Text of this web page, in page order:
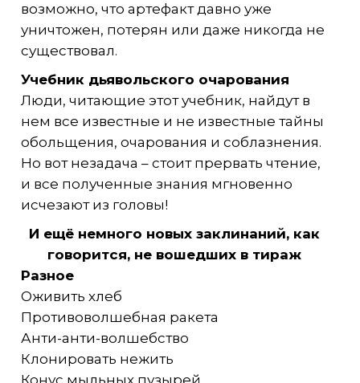
возможно, что артефакт давно уже
уничтожен, потерян или даже никогда не
существовал.
Учебник дьявольского очарования
Люди, читающие этот учебник, найдут в
нем все известные и не известные тайны
обольщения, очарования и соблазнения.
Но вот незадача – стоит прервать чтение,
и все полученные знания мгновенно
исчезают из головы!
И ещё немного новых заклинаний, как
говорится, не вошедших в тираж
Разное
Оживить хлеб
Противоволшебная ракета
Анти-анти-волшебство
Клонировать нежить
Конус мыльных пузырей